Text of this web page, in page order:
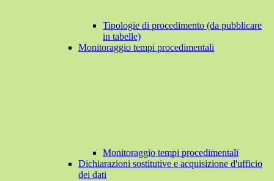
Tipologie di procedimento (da pubblicare
in tabelle)
Monitoraggio tempi procedimentali
Monitoraggio tempi procedimentali
Dichiarazioni sostitutive e acquisizione d'ufficio
dei dati